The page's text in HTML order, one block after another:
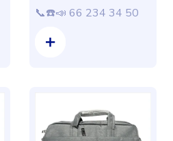
Матовый
📞☎️📣 66 234 34 50